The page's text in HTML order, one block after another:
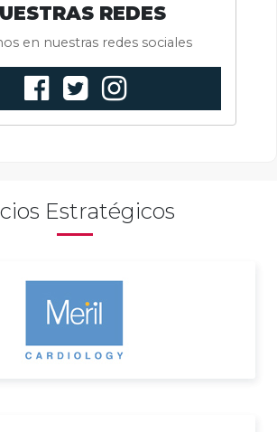
REDES
en nuestras redes sociales
Estratégicos